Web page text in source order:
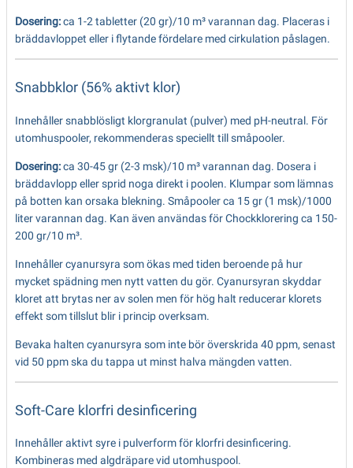
Dosering:ca 1-2 tabletter (20 gr)/10 m³ varannan dag. Placeras i
bräddavloppet eller i flytande fördelare med cirkulation påslagen.
Snabbklor (56% aktivt klor)
Innehåller snabblösligt klorgranulat (pulver) med pH-neutral. För
utomhuspooler, rekommenderas speciellt till småpooler.
Dosering:ca 30-45 gr (2-3 msk)/10 m³ varannan dag. Dosera i
bräddavlopp eller sprid noga direkt i poolen. Klumpar som lämnas
på botten kan orsaka blekning. Småpooler ca 15 gr (1 msk)/1000
liter varannan dag. Kan även användas för Chockklorering ca 150-
200 gr/10 m³.
Innehåller cyanursyra som ökas med tiden beroende på hur
mycket spädning men nytt vatten du gör. Cyanursyran skyddar
kloret att brytas ner av solen men för hög halt reducerar klorets
effekt som tillslut blir i princip overksam.
Bevaka halten cyanursyra som inte bör överskrida 40 ppm, senast
vid 50 ppm ska du tappa ut minst halva mängden vatten.
Soft-Care klorfri desinficering
Innehåller aktivt syre i pulverform för klorfri desinficering.
Kombineras med algdräpare vid utomhuspool.